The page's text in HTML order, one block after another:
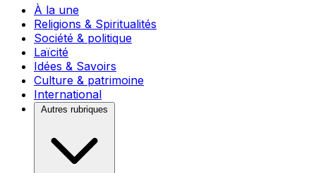
À la une
Religions & Spiritualités
Société & politique
Laïcité
Idées & Savoirs
Culture & patrimoine
International
Autres rubriques